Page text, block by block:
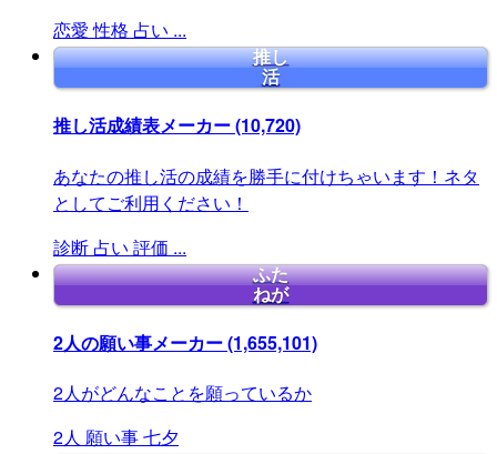
恋愛 性格 占い ...
推し
活
推し活成績表メーカー(10,720)
あなたの推し活の成績を勝手に付けちゃいます！ネタ
としてご利用ください！
診断 占い 評価 ...
ふた
ねが
2人の願い事メーカー(1,655,101)
2人がどんなことを願っているか
2人 願い事七夕